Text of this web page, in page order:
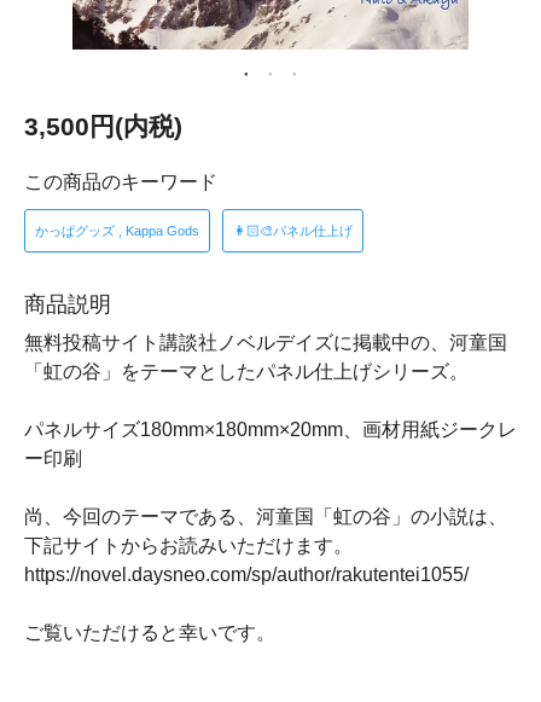
3,500円(内税)
この商品のキーワード
かっぱグッズ , Kappa Gods 👩🏻🎨パネル仕上げ
商品説明
無料投稿サイト講談社ノベルデイズに掲載中の、河童国
「虹の谷」をテーマとしたパネル仕上げシリーズ。
パネルサイズ180mm×180mm×20mm、画材用紙ジークレ
ー印刷
尚、今回のテーマである、河童国「虹の谷」の小説は、
下記サイトからお読みいただけます。
https://novel.daysneo.com/sp/author/rakutentei1055/
ご覧いただけると幸いです。